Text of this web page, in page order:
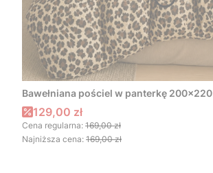
Bawełniana pościel w panterkę 200x220
Cena promocyjna
129,00 zł
Cena regularna: 169,00 zł
Najniższa cena: 169,00 zł